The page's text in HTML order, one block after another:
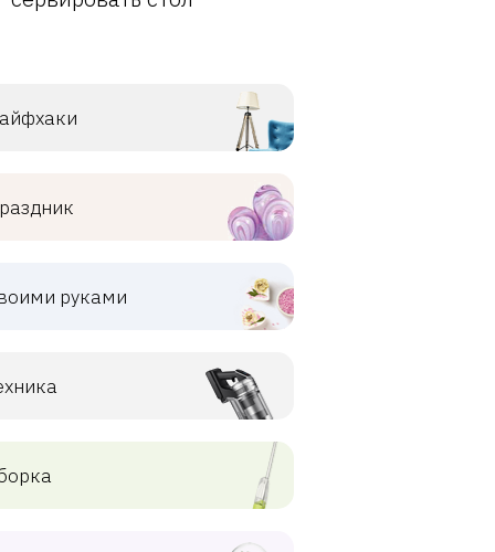
руками